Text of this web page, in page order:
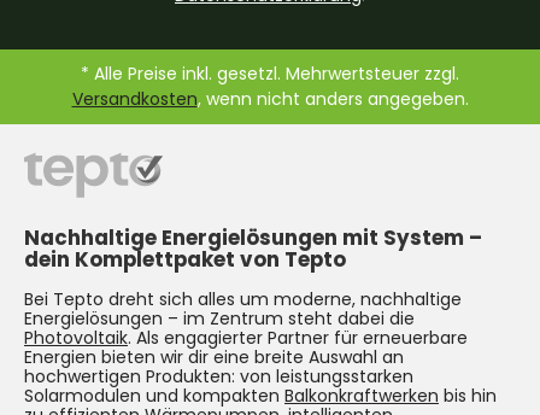
* Alle Preise inkl. gesetzl. Mehrwertsteuer zzgl.
Versandkosten, wenn nicht anders angegeben.
Nachhaltige Energielösungen mit System –
dein Komplettpaket von Tepto
Bei Tepto dreht sich alles um moderne, nachhaltige
Energielösungen – im Zentrum steht dabei die
Photovoltaik. Als engagierter Partner für erneuerbare
Energien bieten wir dir eine breite Auswahl an
hochwertigen Produkten: von leistungsstarken
Solarmodulen und kompakten Balkonkraftwerken bis hin